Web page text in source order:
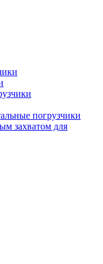
погрузчики
захватом для